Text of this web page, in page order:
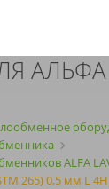
ALFA
265) 0,5 мм L